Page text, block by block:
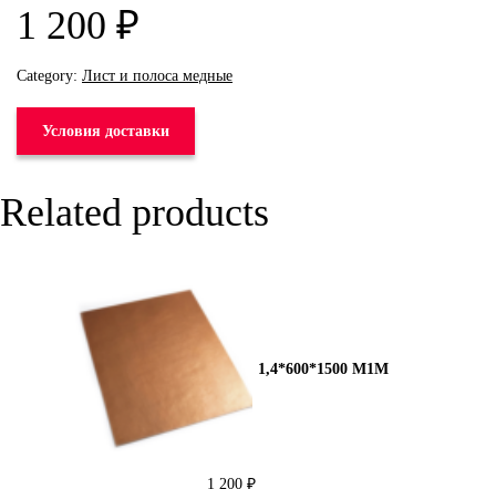
1 200 ₽
Category: Лист и полоса медные
Условия доставки
Related products
1,4*600*1500 М1М
1 200 ₽